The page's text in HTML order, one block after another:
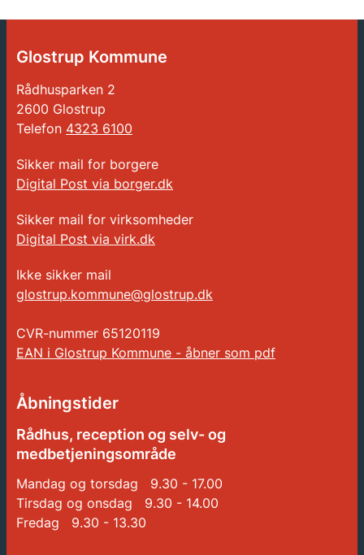
Glostrup Kommune
Rådhusparken 2
2600 Glostrup
Telefon 4323 6100
Sikker mail for borgere
Digital Post via borger.dk
Sikker mail for virksomheder
Digital Post via virk.dk
Ikke sikker mail
glostrup.kommune@glostrup.dk
CVR-nummer 65120119
EAN i Glostrup Kommune - åbner som pdf
Åbningstider
Rådhus, reception og selv- og
medbetjeningsområde
Mandag og torsdag 9.30 - 17.00
Tirsdag og onsdag 9.30 - 14.00
Fredag 9.30 - 13.30